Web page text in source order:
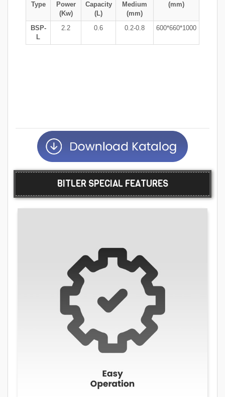
Type
Power
(Kw)
Capacity
(L)
Medium
(mm)
(mm)
BSP-
L
2.2 0.6 0.2-0.8 600*660*1000
BITLER SPECIAL FEATURES